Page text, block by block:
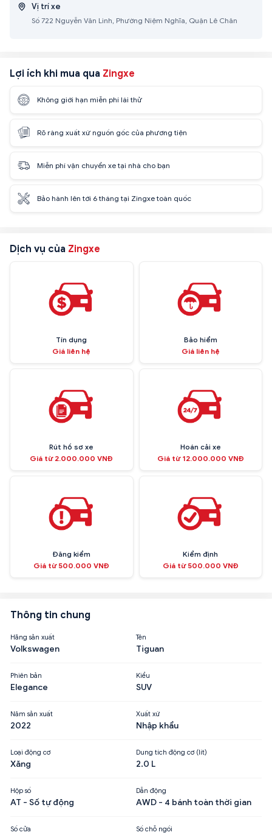
Vị trí xe
Số 722 Nguyễn Văn Linh, Phường Niệm Nghĩa, Quận Lê Chân
Lợi ích khi mua qua Zingxe
Không giới hạn miễn phí lái thử
Rõ ràng xuất xứ nguồn gốc của phương tiện
Miễn phí vận chuyển xe tại nhà cho bạn
Bảo hành lên tới 6 tháng tại Zingxe toàn quốc
Dịch vụ của Zingxe
Tín dụng
Giá liên hệ
Bảo hiểm
Giá liên hệ
Rút hồ sơ xe
Giá từ 2.000.000 VNĐ
Hoán cải xe
Giá từ 12.000.000 VNĐ
Đăng kiểm
Giá từ 500.000 VNĐ
Kiểm định
Giá từ 500.000 VNĐ
Thông tin chung
Hãng sản xuất
Volkswagen
Tên
Tiguan
Phiên bản
Elegance
Kiểu
SUV
Năm sản xuất
2022
Xuất xứ
Nhập khẩu
Loại động cơ
Xăng
Dung tích động cơ (lít)
2.0 L
Hộp số
AT - Số tự động
Dẫn động
AWD - 4 bánh toàn thời gian
Số cửa Số chỗ ngồi